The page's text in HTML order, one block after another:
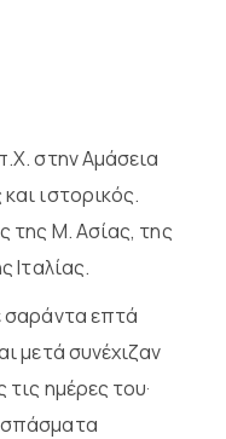
στην Αμάσεια
ιστορικός.
της Μ. Ασίας, της
Ιταλίας.
σαράντα επτά
μετά συνέχιζαν
ημέρες του·